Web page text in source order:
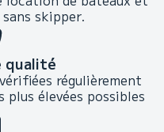
skipper.
qualité
régulièrement
élevées possibles